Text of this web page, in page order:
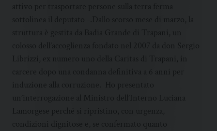
attivo per trasportare persone sulla terra ferma –
sottolinea il deputato -.Dallo scorso mese di marzo, la
struttura è gestita da Badia Grande di Trapani, un
colosso dell’accoglienza fondato nel 2007 da don Sergio
Librizzi, ex numero uno della Caritas di Trapani, in
carcere dopo una condanna definitiva a 6 anni per
induzione alla corruzione. Ho presentato
un’interrogazione al Ministro dell’Interno Luciana
Lamorgese perché si ripristino, con urgenza,
condizioni dignitose e, se confermato quanto